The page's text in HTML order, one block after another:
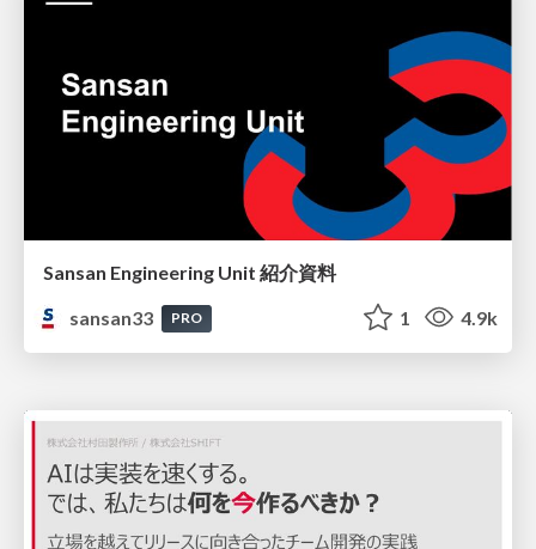
Sansan Engineering Unit 紹介資料
sansan33
PRO 1 4.9k